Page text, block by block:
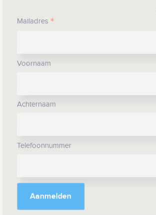
Mailadres *
Voornaam
Achternaam
Telefoonnummer